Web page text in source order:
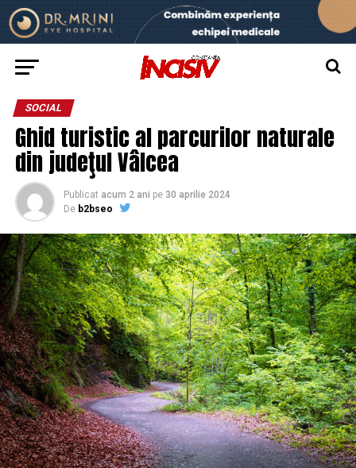
SOCIAL
Ghid turistic al parcurilor naturale
din judeţul Vâlcea
Publicat acum 2 ani pe 30 aprilie 2024
De b2bseo